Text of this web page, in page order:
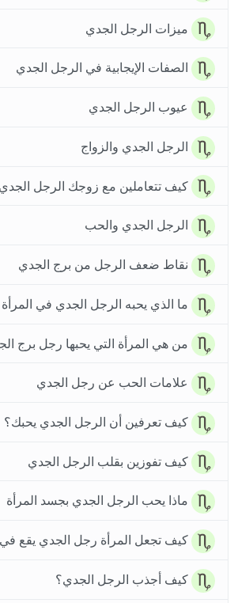
ميزات الرجل الجدي
الصفات الإيجابية في الرجل الجدي
عيوب الرجل الجدي
الرجل الجدي والزواج
كيف تتعاملين مع زوجك الرجل الجدي
الرجل الجدي والحب
نقاط ضعف الرجل من برج الجدي
ما الذي يحبه الرجل الجدي في المرأة
من هي المرأة التي يحبها رجل برج
علامات الحب عن رجل الجدي
كيف تعرفين أن الرجل الجدي يحبك؟
كيف تفوزين بقلب الرجل الجدي
ماذا يحب الرجل الجدي بجسد المرأة
كيف تجعل المرأة رجل الجدي يقع
كيف أجذب الرجل الجدي؟